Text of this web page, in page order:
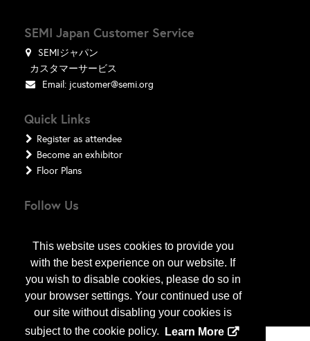
This website uses cookies to provide you
with the best experience on our website. If
you wish to disable cookies, please do so in
your browser settings. Your continued use of
our site without disabling your cookies is
subject to the cookie policy.
Learn More
SEMI Japan Customer Service
SEMIジャパン
カスタマーサービス
Email: jcustomer@semi.org
Quick Links
Register as attendee
Become an exhibitor
Floor Plans
Follow Us